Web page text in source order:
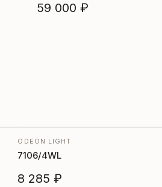
59 000 ₽
ODEON LIGHT
7106/4WL
8 285 ₽